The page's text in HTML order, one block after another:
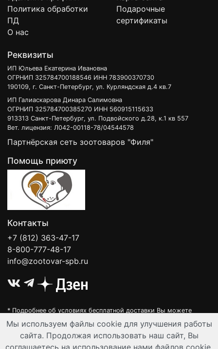
Политика обработки
ПД
О нас
Подарочные
сертификаты
Реквизиты
ИП Юльева Екатерина Ивановна
ОГРНИП 325784700188546 ИНН 783900370730
190109, г. Санкт-Петербург, ул. Курляндская д.4 кв.7
ИП Галиаскарова Динара Салимовна
ОГРНИП 325784700385270 ИНН 560915115633
913313 Санкт-Петербург, ул. Подвойского д.28, к.1 кв 557
Вет. лицензия: Л042-00118-78/04544578
Партнёрская сеть зоотоваров "Филя"
Помощь приюту
Контакты
+7 (812) 363-47-17
8-800-777-48-17
info@zootovar-spb.ru
* Подробнее об условиях бесплатной доставки Вы можете
узнать на нашей
интерактивной карте
Интернет-зоомагазин "Филя". Контент на сайте предназначен для
лиц старше 16 лет. Все данные представленные на сайте
регулируются публичной офертой.
Мы используем файлы cookie для улучшения работы
сайта. Продолжая использовать наш сайт, Вы
соглашаетесь на использование нами файлов cookie.